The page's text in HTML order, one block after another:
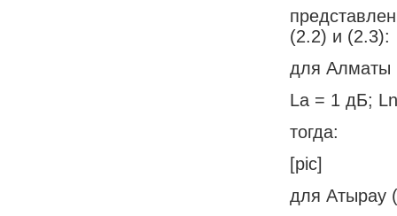
(2.2) и (2.3):
для Алматы
La = 1 дБ;
тогда:
[pic]
для Атырау